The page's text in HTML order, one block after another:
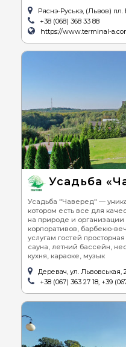
Ряснэ-Руськэ, (Львов) пл.
+38 (068) 368 33 88
https://www.terminal-
Усадьба
Усадьба "Чаверед" —
котором есть все для
на природе и
корпоративов, барбекю-
услугам гостей
сауна, летний бассейн,
кухня, караоке, музык
Деревач, ул. Львовськая,
+38 (067) 363 27 18, +39